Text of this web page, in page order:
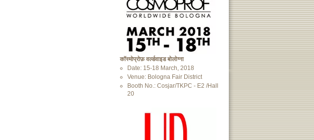
कॉस्मोप्रोफ़ वर्ल्डवाइड बोलोग्ना
Date: 15-18 March, 2018
Venue: Bologna Fair District
Booth No.: Cosjar/TKPC - E2 /Hall
20